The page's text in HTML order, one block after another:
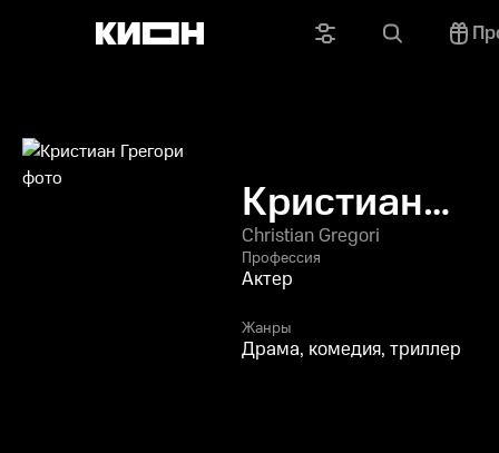
Кристиан
Грегори
Christian Gregori
Профессия
Актер
Жанры
Драма, комедия, триллер